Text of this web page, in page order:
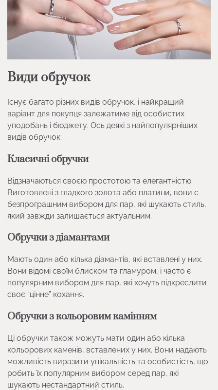
Види обручок
Існує багато різних видів обручок, і найкращий
варіант для покупця залежатиме від особистих
уподобань і бюджету. Ось деякі з найпопулярніших
видів обручок:
Класичні обручки
Відзначаються своєю простотою та елегантністю.
Виготовлені з гладкого золота або платини, вони є
безпрограшним вибором для пар, які шукають стиль,
який завжди залишається актуальним.
Обручки з діамантами
Мають один або кілька діамантів, які вставлені у них.
Вони відомі своїм блиском та гламуром, і часто є
популярним вибором для пар, які хочуть підкреслити
своє “цінне” кохання.
Обручки з кольоровим камінням
Ці обручки також можуть мати один або кілька
кольорових каменів, вставлених у них. Вони надають
можливість виразити унікальність та особистість, що
робить їх популярним вибором серед пар, які
шукають нестандартний стиль.